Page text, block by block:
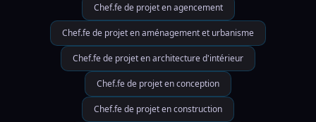
Chef.fe de projet en agencement
Chef.fe de projet en aménagement et urbanisme
Chef.fe de projet en architecture d'intérieur
Chef.fe de projet en conception
Chef.fe de projet en construction